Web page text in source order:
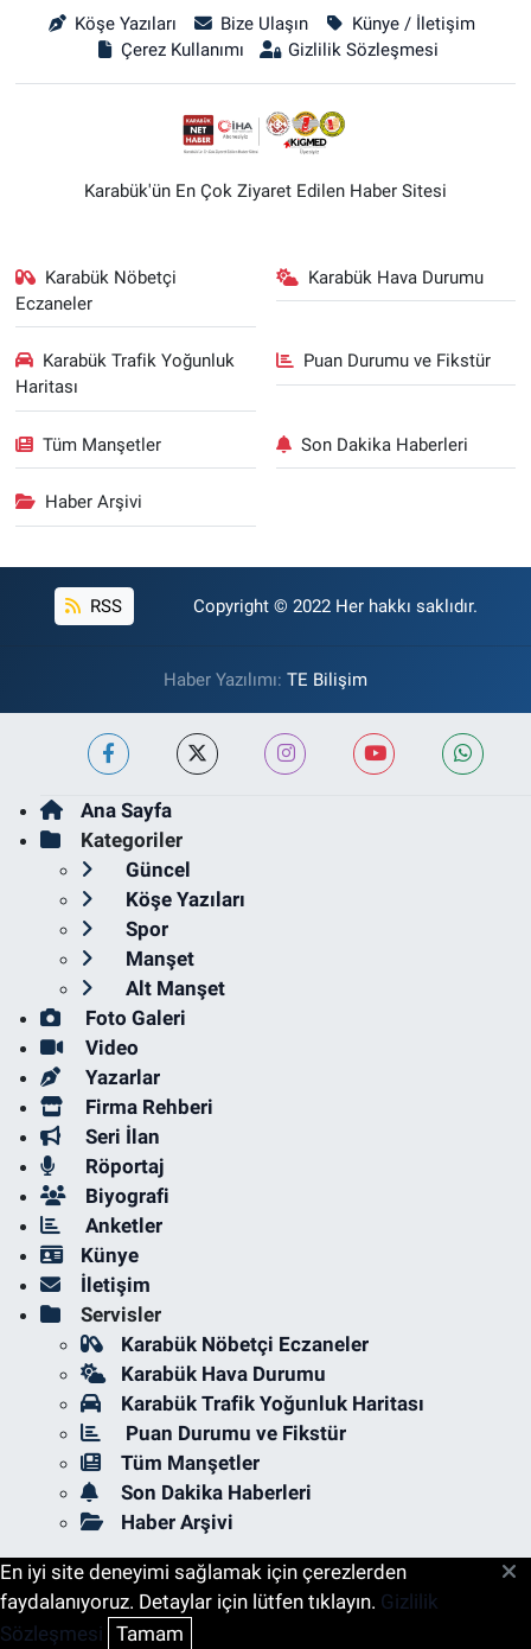
Köşe Yazıları Bize Ulaşın
Künye / İletişim
Çerez Kullanımı
Gizlilik Sözleşmesi
Karabük'ün En Çok Ziyaret Edilen Haber Sitesi
Karabük Nöbetçi
Eczaneler
Karabük Hava Durumu
Karabük Trafik Yoğunluk
Haritası
Puan Durumu ve Fikstür
Tüm Manşetler Son Dakika Haberleri
Haber Arşivi
RSS Copyright © 2022 Her hakkı saklıdır.
Haber Yazılımı: TE Bilişim
Ana Sayfa
Kategoriler
Güncel
Köşe Yazıları
Spor
Manşet
Alt Manşet
Foto Galeri
Video
Yazarlar
Firma Rehberi
Seri İlan
Röportaj
Biyografi
Anketler
Künye
İletişim
Servisler
Karabük Nöbetçi Eczaneler
Karabük Hava Durumu
Karabük Trafik Yoğunluk Haritası
Puan Durumu ve Fikstür
Tüm Manşetler
Son Dakika Haberleri
Haber Arşivi
En iyi site deneyimi sağlamak için çerezlerden
faydalanıyoruz. Detaylar için lütfen tıklayın. Gizlilik
Sözleşmesi Tamam